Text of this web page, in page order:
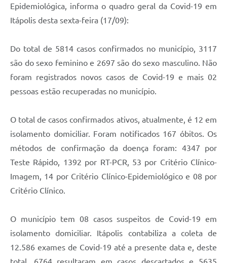
Documentos
Água de Qualidade
Feriados Municipais
História
Galeria de Fotos
Audiências Públicas
Carta de Serviços
Notícias
Epidemiológica, informa o quadro geral da Covid-19 em
Itápolis desta sexta-feira (17/09):
Do total de 5814 casos confirmados no município, 3117
são do sexo feminino e 2697 são do sexo masculino. Não
foram registrados novos casos de Covid-19 e mais 02
pessoas estão recuperadas no município.
O total de casos confirmados ativos, atualmente, é 12 em
isolamento domiciliar. Foram notificados 167 óbitos. Os
métodos de confirmação da doença foram: 4347 por
Teste Rápido, 1392 por RT-PCR, 53 por Critério Clínico-
Imagem, 14 por Critério Clínico-Epidemiológico e 08 por
Critério Clínico.
O município tem 08 casos suspeitos de Covid-19 em
isolamento domiciliar. Itápolis contabiliza a coleta de
12.586 exames de Covid-19 até a presente data e, deste